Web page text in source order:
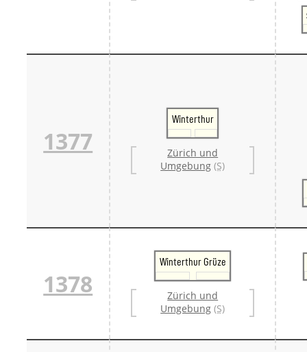
1377
Winterthur
Zürich und
Umgebung (S)
1378
Winterthur Grüze
Zürich und
Umgebung (S)